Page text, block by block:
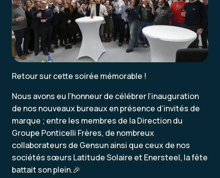
Retour sur cette soirée mémorable !
Nous avons eu l’honneur de célébrer l’inauguration
de nos nouveaux bureaux en présence d’invités de
marque ; entre les membres de la Direction du
Groupe Ponticelli Frères, de nombreux
collaborateurs de Gensun ainsi que ceux de nos
sociétés sœurs Latitude Solaire et Enersteel, la fête
battait son plein.🎉